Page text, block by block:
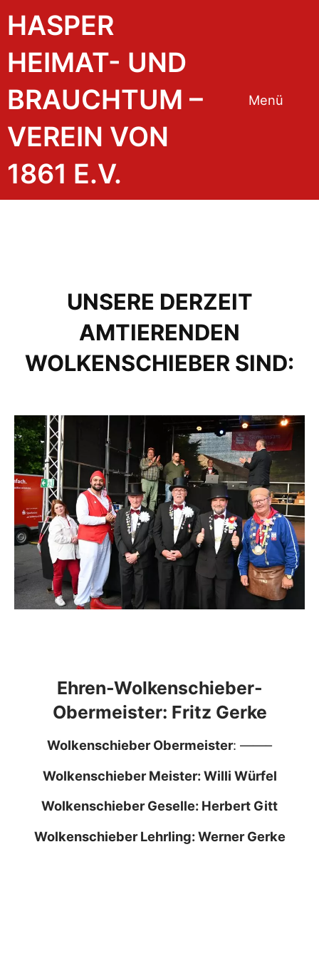
HASPER
HEIMAT- UND
BRAUCHTUM –
VEREIN VON
1861 E.V.
Menü
UNSERE DERZEIT
AMTIERENDEN
WOLKENSCHIEBER SIND:
Ehren-Wolkenschieber-
Obermeister: Fritz Gerke
Wolkenschieber Obermeister: ——–
Wolkenschieber Meister: Willi Würfel
Wolkenschieber Geselle: Herbert Gitt
Wolkenschieber Lehrling: Werner Gerke